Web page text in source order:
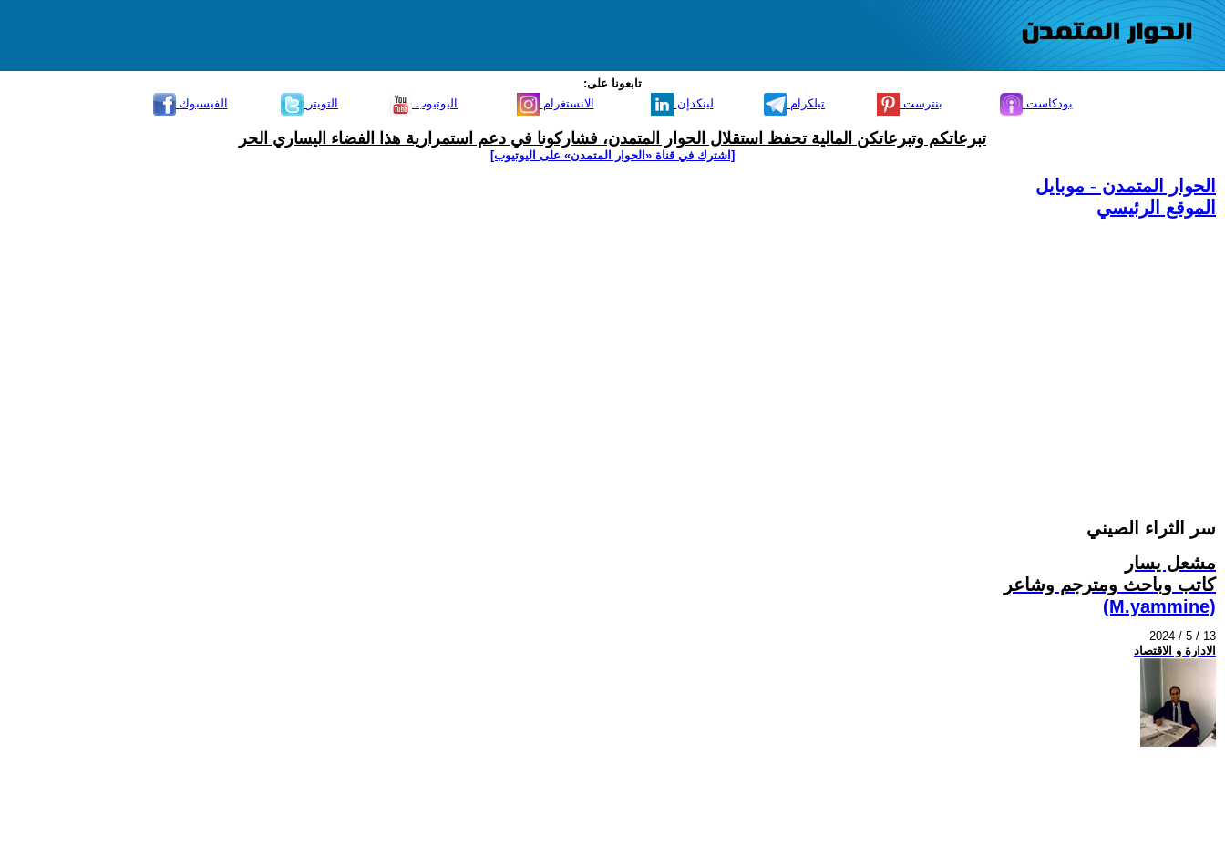
تابعونا على:
الفيسبوك
التويتر اليوتيوب الانستغرام لينكدإن تيلكرام بنترست بودكاست
تبرعاتكم وتبرعاتكن المالية تحفظ استقلال الحوار المتمدن، فشاركونا في دعم استمرارية هذا الفضاء اليساري الحر
[اشترك في قناة ‫«الحوار المتمدن» على اليوتيوب]
الحوار المتمدن - موبايل
الموقع الرئيسي
سر الثراء الصيني
مشعل يسار
كاتب وباحث ومترجم وشاعر
(M.yammine)
2024 / 5 / 13
الادارة و الاقتصاد